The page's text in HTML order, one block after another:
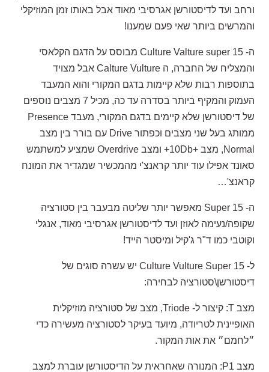
ורחב ועד לדיסטורשן אגרסיבי מאוד אבל באותו זמן המוזיקלי
והמרשים ביותר שאי פעם שמענו!
ה- Culture Valture super 15 מבוסס על הדגם הקלאסי
והמצליח של החברה, ה Calture Vulture אבל מצויד
בתוספות רבות שלא קיימות בדגם המקורי והוא המעבד
העמוק והמקיף ביותר בסדרה עד כה, מכיל 7 מצבים נוספים
של דיסטורשן שלא קיימים בדגם המקורי, מעבד Presence
ממותג בעל שני מצבים וכפתור Drive עם בורר בין מצב
Normal, מצב +10Db+ ומצב Overdrive שמציע למשתמש
סאונד אפילו עוד יותר קראנצ'י מהמכשיר שמגדיר את המונח
קראנצ'…
ה- Super 15 מאפשר יותר שליטה מבעבר בין סטורציה
שקופה/נעימה לאוזן ועד לדיסטורשן אגרסיבי מאוד, אנגלי
וקוטבי כמו ד"ר ג'קיל ומיסטר הייד!
ל- Culture Vulture Super 15 יש עשרה סוגים של
דיסטורשן\סטורציה לבחירה:
מצב T: קיצור ל- Triode, מצב של סטורציה מוזיקלית
האופיינית לטריודה, מיועד בעיקר לסטורציה מעשירה כדי
״לחמם״ את אות המקור.
מצב P1: המנורה שאחראית על הדיסטורשן עוברת למצב